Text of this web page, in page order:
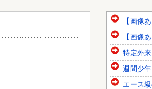
【画像
【画像
特定外
週間少
エース